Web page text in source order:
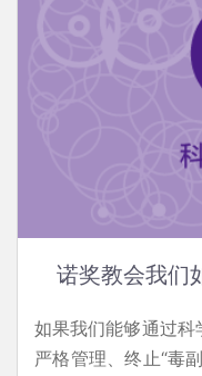
诺奖教会我们
如果我们能够通过
严格管理、终止“毒